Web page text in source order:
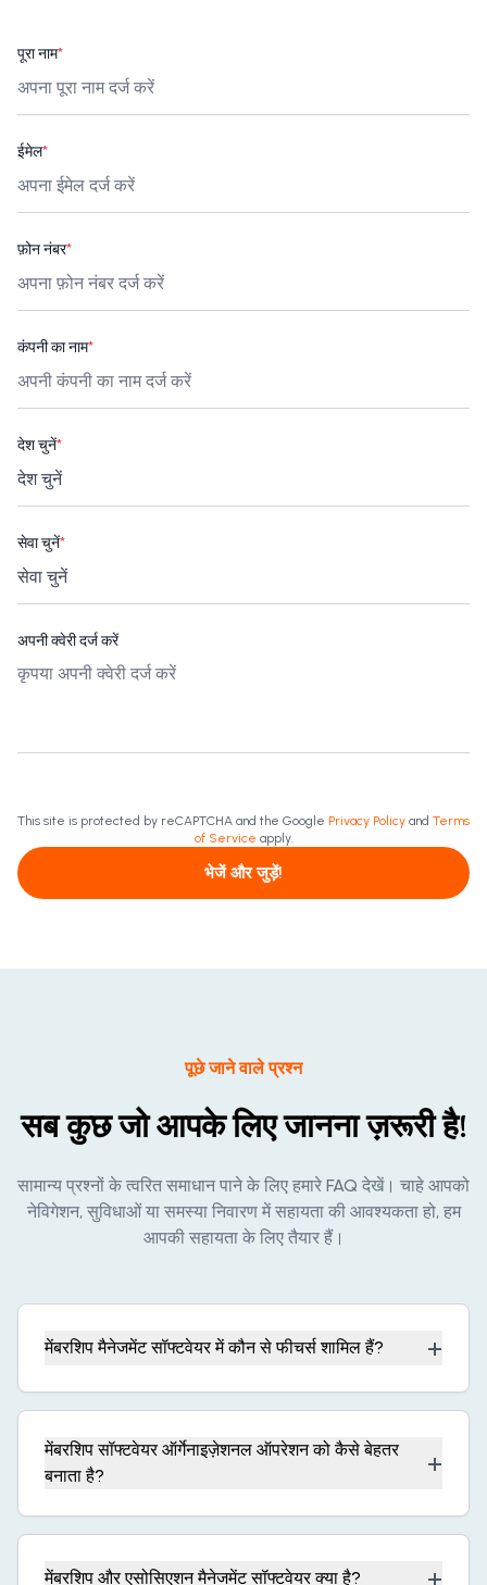
पूरा नाम*
ईमेल*
फ़ोन नंबर*
कंपनी का नाम*
देश चुनें*
सेवा चुनें*
अपनी क्वेरी दर्ज करें
This site is protected by reCAPTCHA and the Google Privacy Policy and Terms
of Service apply.
भेजें और जुड़ें!
पूछे जाने वाले प्रश्न
सब कुछ जो आपके लिए जानना ज़रूरी है!
सामान्य प्रश्नों के त्वरित समाधान पाने के लिए हमारे FAQ देखें। चाहे आपको
नेविगेशन, सुविधाओं या समस्या निवारण में सहायता की आवश्यकता हो, हम
आपकी सहायता के लिए तैयार हैं।
मेंबरशिप मैनेजमेंट सॉफ्टवेयर में कौन से फीचर्स शामिल हैं? +
मेंबरशिप सॉफ्टवेयर ऑर्गेनाइज़ेशनल ऑपरेशन को कैसे बेहतर
बनाता है?
+
मेंबरशिप और एसोसिएशन मैनेजमेंट सॉफ्टवेयर क्या है? +